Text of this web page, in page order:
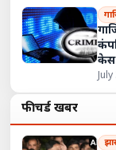
केस
फीचर्ड खबरें